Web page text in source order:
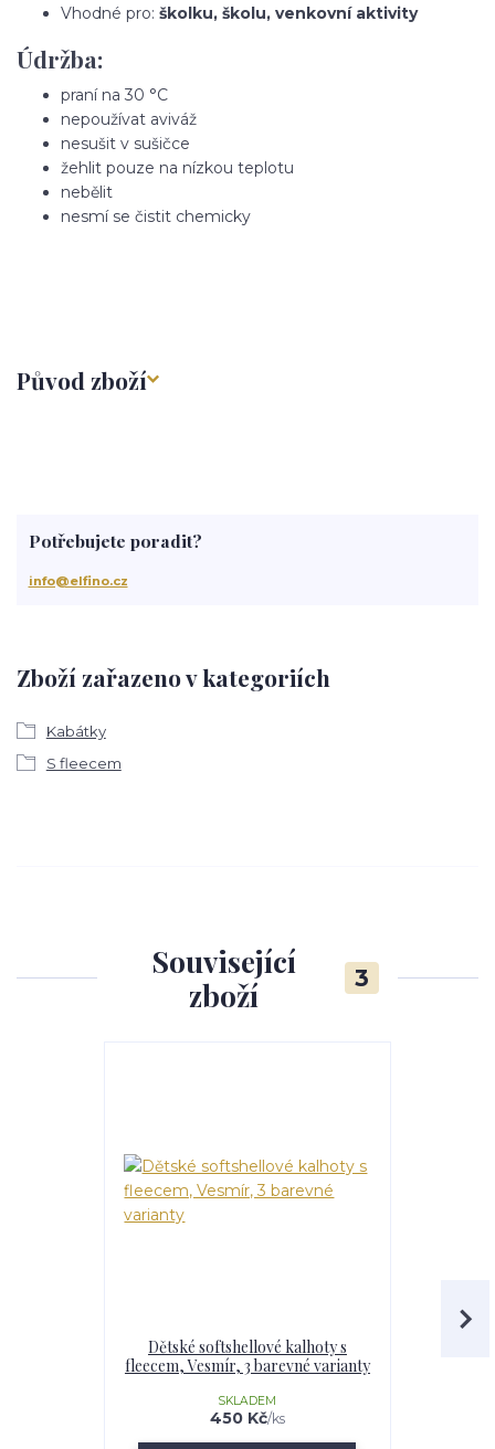
Vhodné pro: školku, školu, venkovní aktivity
Údržba:
praní na 30 °C
nepoužívat aviváž
nesušit v sušičce
žehlit pouze na nízkou teplotu
nebělit
nesmí se čistit chemicky
Původ zboží
Zboží zařazeno v kategoriích
Kabátky
S fleecem
Potřebujete poradit?
info@elfino.cz
Související
zboží
3
Dětské softshellové kalhoty s
fleecem, Vesmír, 3 barevné varianty
450 Kč/ks
SKLADEM